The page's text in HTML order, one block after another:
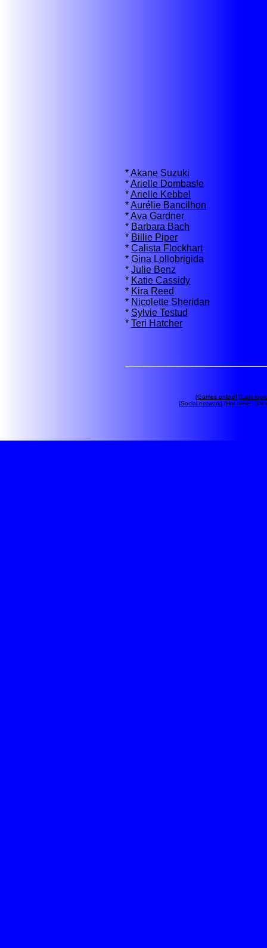
*Akane Suzuki
*Arielle Dombasle
*Arielle Kebbel
*Aurélie Bancilhon
*Ava Gardner
* Barbara Bach
* Billie Piper
* Calista Flockhart
* Gina Lollobrigida
* Julie Benz
* Katie Cassidy
* Kira Reed
* Nicolette Sheridan
* Sylvie Testud
* Teri Hatcher
[Games online] [Last
[Social network] [Hot news] [